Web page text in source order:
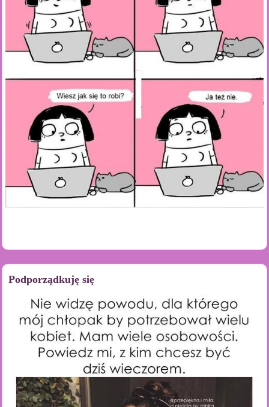
Podporządkuję się